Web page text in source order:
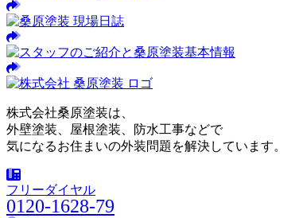
株式会社桑原塗装は、
外壁塗装、屋根塗装、防水工事などで
気になるお住まいの外装問題を解決しています。
フリーダイヤル
0120-1628-79